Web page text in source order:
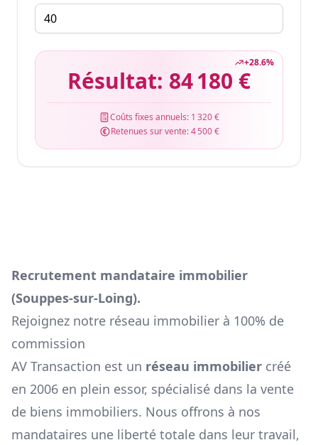
+28.6%
Résultat: 84 180 €
Coûts fixes annuels: 1 320 €
Retenues sur vente:4 500 €
Recrutement mandataire immobilier
(Souppes-sur-Loing).
Rejoignez notre réseau immobilier à 100% de
commission
AV Transaction est un réseau immobilier créé
en 2006 en plein essor, spécialisé dans la vente
de biens immobiliers. Nous offrons à nos
mandataires une liberté totale dans leur travail,